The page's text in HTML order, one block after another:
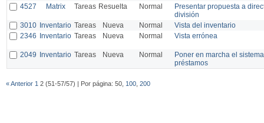
4527
Matrix Tareas Resuelta Normal
Presentar propuesta a
división
3010 Inventario Tareas Nueva Normal
Vista del inventario
2346 Inventario Tareas Nueva Normal Vista errónea
2049 Inventario Tareas Nueva Normal
Poner en marcha el
préstamos
« Anterior 1 2 (51-57/57) | Por página: 50, 100 200